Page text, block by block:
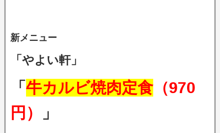
新メニュー
「やよい軒」
「 牛カルビ焼肉定食（970
円）
」